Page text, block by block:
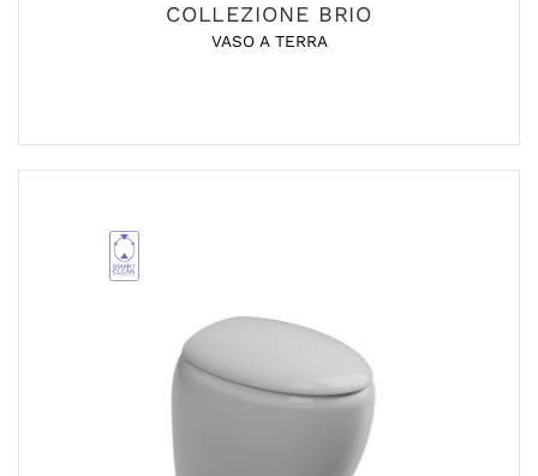
COLLEZIONE BRIO
VASO A TERRA